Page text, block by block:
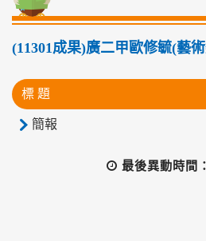
(11301成果)廣二甲歐修毓(藝
標 題
簡報
最後異動時間：